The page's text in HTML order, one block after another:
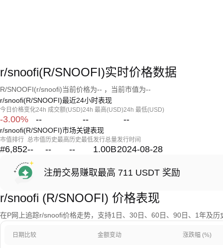
r/snoofi(R/SNOOFI)实时价格数据
R/SNOOFI(r/snoofi)当前价格为-- ，当前市值为--
r/snoofi(R/SNOOFI)最近24小时表现
今日价格变化
-3.00%
24h 成交额(USD)
--
24h 最高(USD)
--
24h 最低(USD)
--
r/snoofi(R/SNOOFI)市场关键表现
市值排行
#6,852
总市值
--
历史最高
--
历史最低
--
发行总量
1.00B
发行时间
2024-08-28
注册交易赚取最高 711 USDT 奖励
r/snoofi (R/SNOOFI) 价格表现
在P网上追踪r/snoofi价格走势，支持1日、30日、60日、90日、1年及历
日期比较 金额变动 涨跌幅 (%)